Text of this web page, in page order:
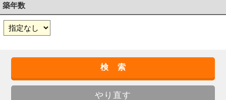
築年数